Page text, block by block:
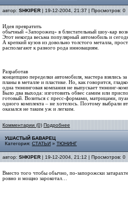
автор: SHKIPER | 19-12-2004, 21:37 | Просмотров: 0
Идея превратить
обычный «Запорожец» в блистательный шоу-кар
Этот некогда весьма популярный автомобиль и
А крепкий кузов из довольно толстого металла,
располагают к разного рода инновациям.
Разработав
концепцию переделки автомобиля, мастера взялись
планы в металле и пластике. Но, как говорится,
одна тюнинговая компания не выпускает тюнинг-
Было два выхода: изготовить обвес самим или
готовый. Возиться с пресс-формами, матрицами,
одного комплекта – не хотелось. Поэтому выбрали
оказался не таким уж и легким.
Комментарии (0) Подробнее
УШАСТЫЙ БАВАРЕЦ
Категория: СТАТЬИ » ТЮНИНГ
автор: SHKIPER | 19-12-2004, 21:12 | Просмотров: 0
Вместо того чтобы обычно, по-запорожски
ровно и мощно зарокотал…